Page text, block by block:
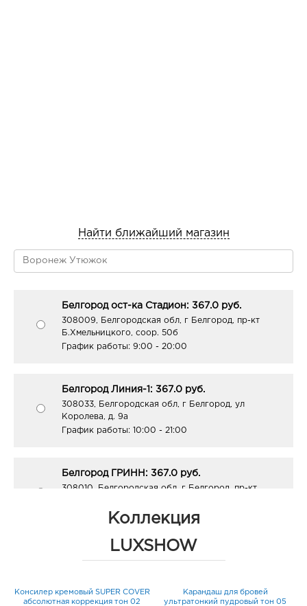
Найти ближайший магазин
Белгород ост-ка Стадион: 367.0 руб.
308009, Белгородская обл, г Белгород, пр-кт
Б.Хмельницкого, соор. 50б
График работы: 9:00 - 20:00
Белгород Линия-1: 367.0 руб.
308033, Белгородская обл, г Белгород, ул
Королева, д. 9а
График работы: 10:00 - 21:00
Белгород ГРИНН: 367.0 руб.
308010, Белгородская обл, г Белгород, пр-кт
График работы:10:00 - 21:00
График работы:9:00 - 21:00
Коллекция
LUXSHOW
Консилер кремовый SUPER COVER
абсолютная коррекция тон 02
Карандаш для бровей
ультратонкий пудровый тон 05